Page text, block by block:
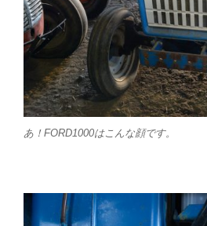
あ！FORD1000はこんな顔です。